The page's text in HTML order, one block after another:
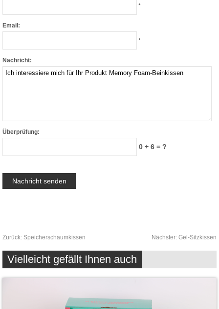
*
Email:
*
Nachricht:
Überprüfung:
0 + 6 = ?
Zurück: Speicherschaumkissen Nächster: Gel-Sitzkissen
Vielleicht gefällt Ihnen auch